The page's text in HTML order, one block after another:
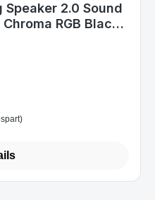
Speaker 2.0 Sound
RGB Black